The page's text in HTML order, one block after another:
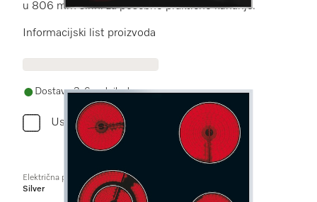
u 806 mm širini za posebno praktično kuhanje.
Informacijski list proizvoda
Dostava 3-6 radnih dana
Usporediti
Električna ploča upravljana pećnicom
Silver